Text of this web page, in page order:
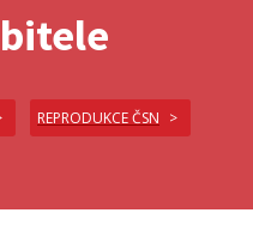
REPRODUKCE ČSN